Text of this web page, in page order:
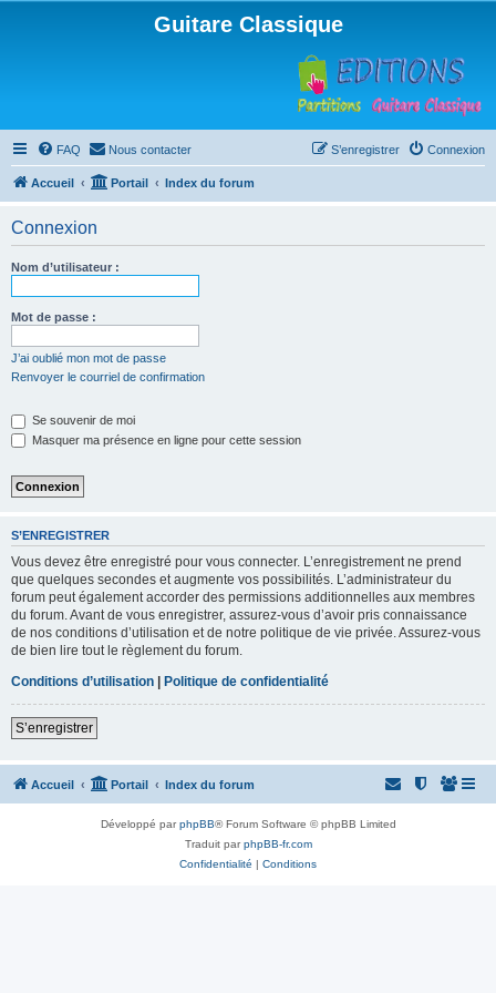
Guitare Classique
FAQ Nous contacter Connexion
S’enregistrer
Accueil Portail Index du forum
Connexion
Nom d’utilisateur :
Mot de passe :
J’ai oublié mon mot de passe
Renvoyer le courriel de confirmation
Se souvenir de moi
Masquer ma présence en ligne pour cette session
S’ENREGISTRER
Vous devez être enregistré pour vous connecter. L’enregistrement ne prend
que quelques secondes et augmente vos possibilités. L’administrateur du
forum peut également accorder des permissions additionnelles aux membres
du forum. Avant de vous enregistrer, assurez-vous d’avoir pris connaissance
de nos conditions d’utilisation et de notre politique de vie privée. Assurez-vous
de bien lire tout le règlement du forum.
Conditions d’utilisation | Politique de confidentialité
S’enregistrer
Accueil Portail Index du forum
Développé parphpBB® Forum Software © phpBB Limited
Traduit parphpBB-fr.com
Confidentialité | Conditions